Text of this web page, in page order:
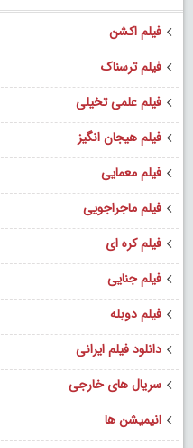
فیلم اکشن
فیلم ترسناک
فیلم علمی تخیلی
فیلم هیجان انگیز
فیلم معمایی
فیلم ماجراجویی
فیلم کره ای
فیلم جنایی
فیلم دوبله
دانلود فیلم ایرانی
سریال های خارجی
انیمیشن ها